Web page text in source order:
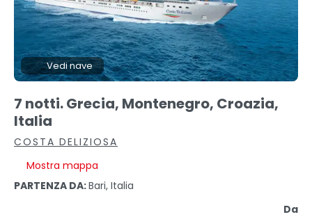
Vedi nave
7 notti. Grecia, Montenegro, Croazia,
Italia
COSTA DELIZIOSA
Mostra mappa
PARTENZA DA:Bari, Italia
Da